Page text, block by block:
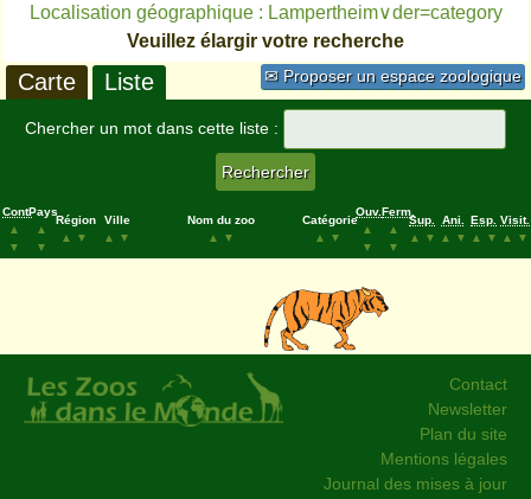
Localisation géographique : Lampertheim∨der=category
Veuillez élargir votre recherche
✉ Proposer un espace zoologique
Carte Liste
Chercher un mot dans cette liste :
Cont.
▲
▼
Pays
▲
▼
Région
▲
▼
Ville
▲
▼
Nom du zoo
▲
▼
Catégorie
▲
▼
Ouv.
▲
▼
Ferm.
▲
▼
Sup.
▲
▼
Ani.
▲
▼
Esp.
▲
▼
Visit.
▲
▼
Contact
Newsletter
Plan du site
Mentions légales
Journal des mises à jour